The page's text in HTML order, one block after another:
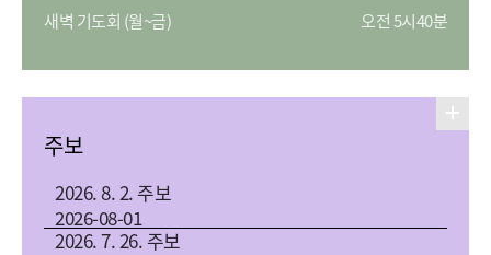
새벽 기도회 (월~금)
오전 5시40분
주보
2026. 8. 2. 주보
2026-08-01
2026. 7. 26. 주보